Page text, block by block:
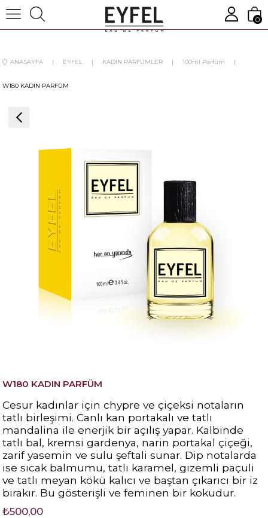
0
ANASAYFA EYFEL KADIN PARFÜMLER 100ml Parfüm
W180 KADIN PARFÜM
W180 KADIN PARFÜM
Cesur kadınlar için chypre ve çiçeksi notaların
tatlı birleşimi. Canlı kan portakalı ve tatlı
mandalina ile enerjik bir açılış yapar. Kalbinde
tatlı bal, kremsi gardenya, narin portakal çiçeği,
zarif yasemin ve sulu şeftali sunar. Dip notalarda
ise sıcak balmumu, tatlı karamel, gizemli paçuli
ve tatlı meyan kökü kalıcı ve baştan çıkarıcı bir iz
bırakır. Bu gösterişli ve feminen bir kokudur.
₺500,00